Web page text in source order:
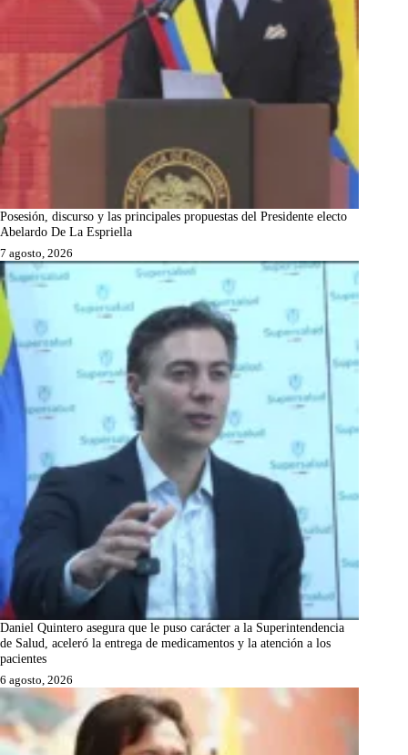
Posesión, discurso y las principales propuestas del Presidente electo
Abelardo De La Espriella
7 agosto, 2026
Daniel Quintero asegura que le puso carácter a la Superintendencia
de Salud, aceleró la entrega de medicamentos y la atención a los
pacientes
6 agosto, 2026